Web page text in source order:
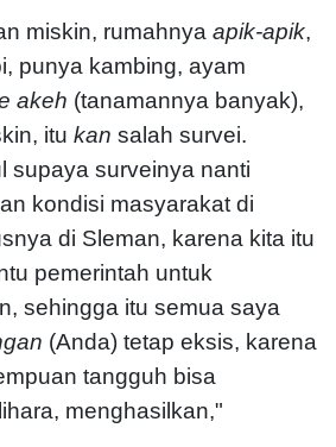
miskin, rumahnya apik-apik,
punya kambing, ayam
akeh (tanamannya banyak),
itu kan salah survei.
supaya surveinya nanti
kondisi masyarakat di
di Sleman, karena kita itu
pemerintah untuk
sehingga itu semua saya
(Anda) tetap eksis, karena
tangguh bisa
menghasilkan,"